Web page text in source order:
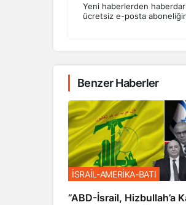
Yeni haberlerden haberdar
ücretsiz e-posta
Benzer Haberler
​​​​​​​”ABD-İsrail, Hizbullah’a
İSRAİL-AMERİKA-BATI